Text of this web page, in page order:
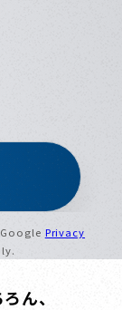
Privacy
ん、